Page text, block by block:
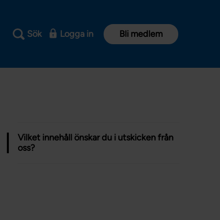
Sök Logga in Bli medlem
Vilket innehåll önskar du i utskicken från
oss?